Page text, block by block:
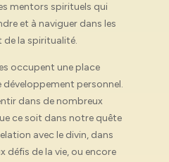
mentors spirituels qui
et à naviguer dans les
de la spiritualité.
occupent une place
personnel.
dans de nombreux
ce soit dans notre quête
avec le divin, dans
défis de la vie, ou encore